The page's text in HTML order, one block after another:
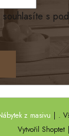
s
Vytvořil Shoptet
z masivu .